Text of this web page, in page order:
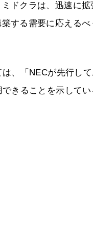
ドクラは、迅速に
する需要に応える
、「NECが先行し
きることを示してい